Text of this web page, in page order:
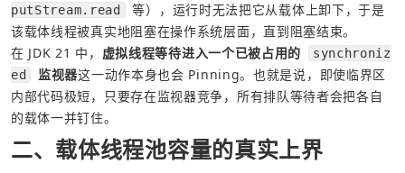
putStream.read
等），运行时无法把它从载体上卸下，于是
该载体线程被真实地阻塞在操作系统层面，直到阻塞结束。
在 JDK 21 中， 虚拟线程等待进入一个已被占用的
synchroniz
ed
监视器这一动作本身也会 Pinning。也就是说，即使临界区
内部代码极短，只要存在监视器竞争，所有排队等待者会把各自
的载体一并钉住。
二、载体线程池容量的真实上界